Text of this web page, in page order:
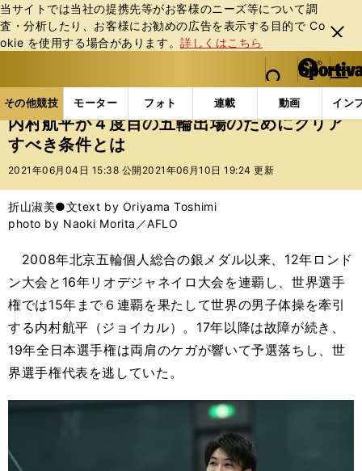
当サイトでは当社の提携先等がお客様のニーズ等について調
査・分析したり、お客様にお勧めの広告を表⽰する⽬的で Co
okie を使⽤する場合があります。詳しくはこちら
閉じ
る
web Sportiva (webスポルティーバ)
検索
マイペ
ー
ジ
メニュ
その他競技 モーター フォト 連載 動画 イン
ス
ポ
ル
バ
その他競技の記事一覧 その他競技 その他 内村
内村航平が４度目の五輪出場のためにクリア
すべき条件とは
2021年06月04日 15:38 公開 2021年06月10日 19:24 更新
折山淑美●文text by Oriyama Toshimi
photo by Naoki Morita／AFLO
2008年北京五輪個人総合の銀メダル以来、12年ロンド
ン大会と16年リオデジャネイロ大会を連覇し、世界選手
権では15年まで６連覇を果たして世界の男子体操を牽引
する内村航平（ジョイカル）。17年以降は故障が続き、
19年全日本選手権は両肩のケガが響いて予選落ちし、世
界選手権代表を逃していた。